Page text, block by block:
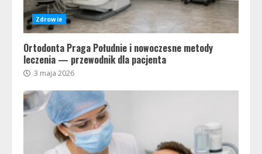
Zdrowie
Ortodonta Praga Południe i nowoczesne metody
leczenia — przewodnik dla pacjenta
3 maja 2026